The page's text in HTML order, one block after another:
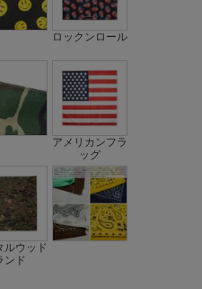
ロックンロール
アメリカンフラ
ッグ
ルウッド
ンド